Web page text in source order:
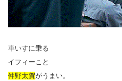
車いすに乗る
イフィーこと
仲野太賀がうまい。